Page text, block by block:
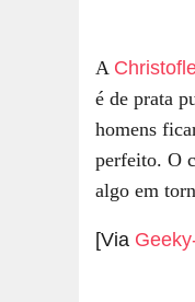
A
é de prata
homens
perfeito. O
algo em
[Via